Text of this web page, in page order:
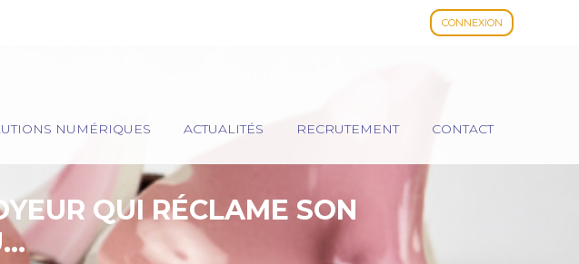
CONNEXION
NUMÉRIQUES ACTUALITÉS RECRUTEMENT CONTACT
QUI RÉCLAME SON